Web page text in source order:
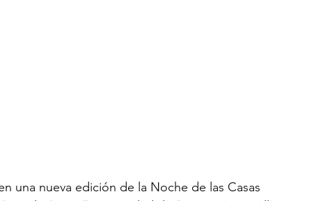
una nueva edición de la Noche de las Casas